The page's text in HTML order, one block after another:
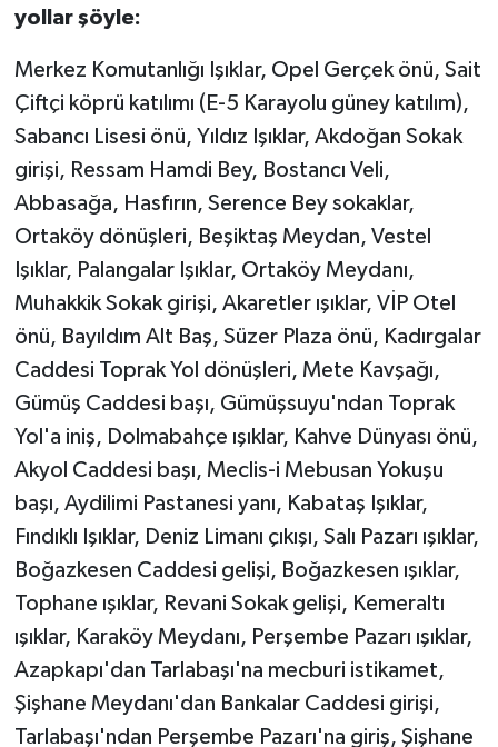
yollar şöyle:
Merkez Komutanlığı Işıklar, Opel Gerçek önü, Sait
Çiftçi köprü katılımı (E-5 Karayolu güney katılım),
Sabancı Lisesi önü, Yıldız Işıklar, Akdoğan Sokak
girişi, Ressam Hamdi Bey, Bostancı Veli,
Abbasağa, Hasfırın, Serence Bey sokaklar,
Ortaköy dönüşleri, Beşiktaş Meydan, Vestel
Işıklar, Palangalar Işıklar, Ortaköy Meydanı,
Muhakkik Sokak girişi, Akaretler ışıklar, VİP Otel
önü, Bayıldım Alt Baş, Süzer Plaza önü, Kadırgalar
Caddesi Toprak Yol dönüşleri, Mete Kavşağı,
Gümüş Caddesi başı, Gümüşsuyu'ndan Toprak
Yol'a iniş, Dolmabahçe ışıklar, Kahve Dünyası önü,
Akyol Caddesi başı, Meclis-i Mebusan Yokuşu
başı, Aydilimi Pastanesi yanı, Kabataş Işıklar,
Fındıklı Işıklar, Deniz Limanı çıkışı, Salı Pazarı ışıklar,
Boğazkesen Caddesi gelişi, Boğazkesen ışıklar,
Tophane ışıklar, Revani Sokak gelişi, Kemeraltı
ışıklar, Karaköy Meydanı, Perşembe Pazarı ışıklar,
Azapkapı'dan Tarlabaşı'na mecburi istikamet,
Şişhane Meydanı'dan Bankalar Caddesi girişi,
Tarlabaşı'ndan Perşembe Pazarı'na giriş, Şişhane